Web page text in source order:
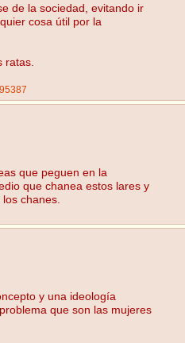
de la sociedad, evitando ir
cosa útil por la
ratas.
que peguen en la
que chanea estos lares y
chanes.
y una ideología
que son las mujeres